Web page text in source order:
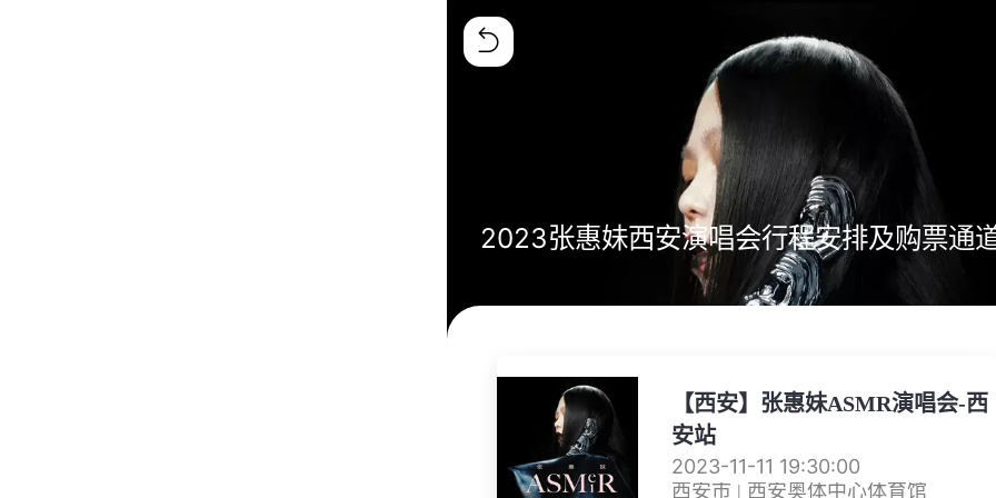
2023张惠妹西安演唱会行程安排及购票通
【西安】张惠妹ASMR演唱会-西
安站
2023-11-11 19:30:00
西安市 | 西安奥体中心体育馆